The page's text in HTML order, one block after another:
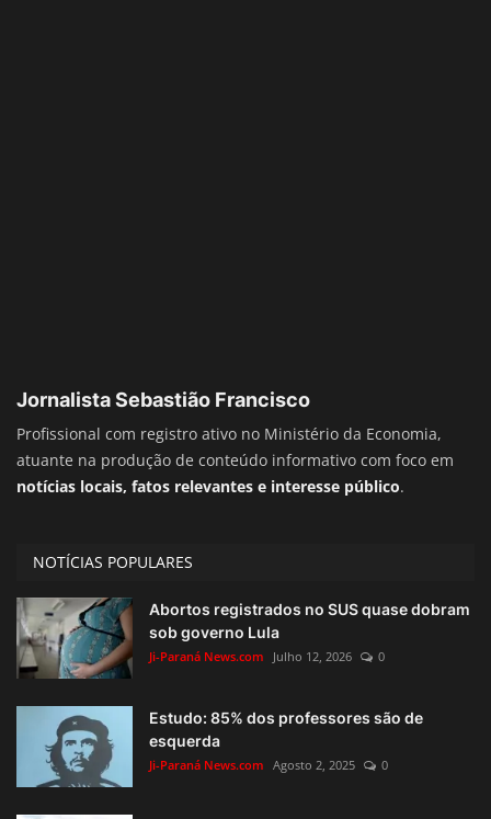
Jornalista Sebastião Francisco
Profissional com registro ativo no Ministério da Economia,
atuante na produção de conteúdo informativo com foco em
notícias locais, fatos relevantes e interesse público.
NOTÍCIAS POPULARES
Abortos registrados no SUS quase dobram
sob governo Lula
Ji-Paraná News.com Julho 12, 2026 0
Estudo: 85% dos professores são de
esquerda
Ji-Paraná News.com Agosto 2, 2025 0